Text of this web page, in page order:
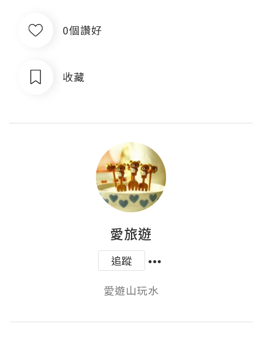
0個讚好
收藏
愛旅遊
追蹤
愛遊山玩水